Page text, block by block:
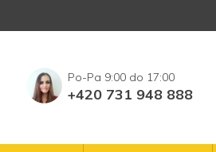
+420 731 948 888